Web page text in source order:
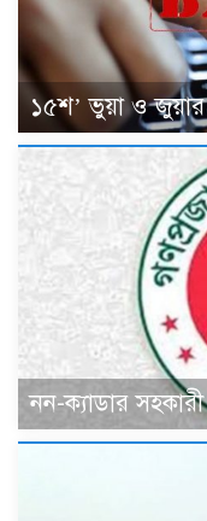
১৫শ’ ভুয়া ও জুয়ার
নন-ক্যাডার